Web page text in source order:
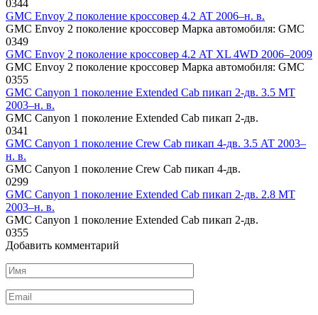
0344
GMC Envoy 2 поколение кроссовер 4.2 AT 2006–н. в.
GMC Envoy 2 поколение кроссовер Марка автомобиля: GMC
0349
GMC Envoy 2 поколение кроссовер 4.2 AT XL 4WD 2006–2009
GMC Envoy 2 поколение кроссовер Марка автомобиля: GMC
0355
GMC Canyon 1 поколение Extended Cab пикап 2-дв. 3.5 MT
2003–н. в.
GMC Canyon 1 поколение Extended Cab пикап 2-дв.
0341
GMC Canyon 1 поколение Crew Cab пикап 4-дв. 3.5 AT 2003–
н. в.
GMC Canyon 1 поколение Crew Cab пикап 4-дв.
0299
GMC Canyon 1 поколение Extended Cab пикап 2-дв. 2.8 MT
2003–н. в.
GMC Canyon 1 поколение Extended Cab пикап 2-дв.
0355
Добавить комментарий
Имя
*
Email
*